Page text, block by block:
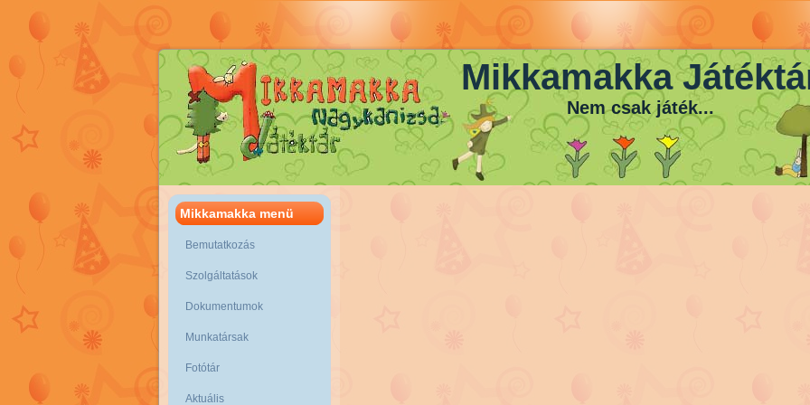
Mikkamakka
Nem csak játék...
Mikkamakka menü
Bemutatkozás
Szolgáltatások
Dokumentumok
Munkatársak
Fotótár
Aktuális